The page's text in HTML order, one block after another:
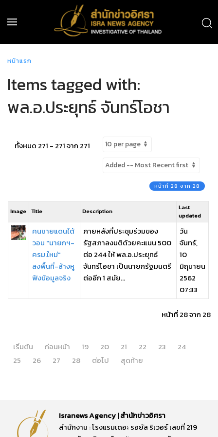
หน้าแรก
Items tagged with:
พล.อ.ประยุทธ์ จันทร์โอชา
ทั้งหมด 271 - 271 จาก 271
หน้าที่ 28 จาก 28
Image Title Description
Last
updated
คนชายแดนใต้
วอน "นายกฯ-
ครม.ใหม่"
ลงพื้นที่-ล้างหู
ฟังข้อมูลจริง
ภายหลังที่ประชุมร่วมของ
รัฐสภาลงมติด้วยคะแนน 500
ต่อ 244 ให้ พล.อ.ประยุทธ์
จันทร์โอชา เป็นนายกรัฐมนตรี
ต่ออีก 1 สมัย...
วัน
จันทร์,
10
มิถุนายน
2562
07:33
หน้าที่ 28 จาก 28
เริ่มต้น ก่อนหน้า 19 20 21 22 23
24
25
26 27 28 ต่อไป สุดท้าย
Isranews Agency | สำนักข่าวอิศรา
สำนักงาน : โรงแรมเดอะ รอยัล ริเวอร์ เลขที่ 219